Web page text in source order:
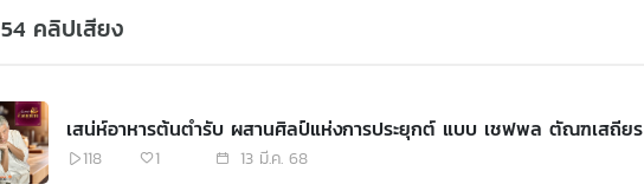
54 คลิปเสียง
เสน่ห์อาหารต้นตำรับ ผสานศิลป์แห่งการประยุกต์ แบบ เชฟพล ตัณฑเสถียร
118 1 13 มี.ค. 68